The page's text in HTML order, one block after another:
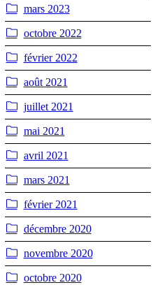
mars 2023
octobre 2022
février 2022
août 2021
juillet 2021
mai 2021
avril 2021
mars 2021
février 2021
décembre 2020
novembre 2020
octobre 2020